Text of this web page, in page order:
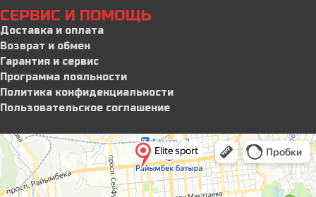
СЕРВИС И ПОМОЩЬ
Доставка и оплата
Возврат и обмен
Гарантия и сервис
Программа лояльности
Политика конфиденциальности
Пользовательское соглашение